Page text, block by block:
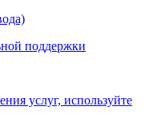
поддержки
услуг, используйте